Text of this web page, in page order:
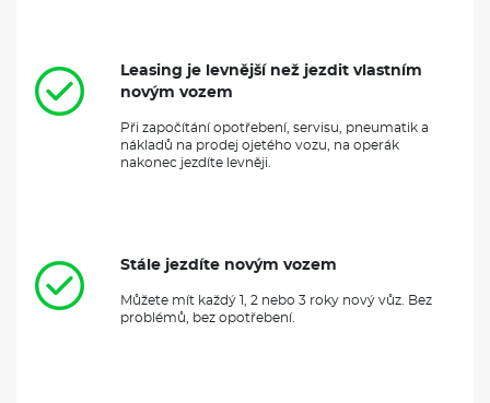
Leasing je levnější než jezdit vlastním
novým vozem
Při započítání opotřebení, servisu, pneumatik a
nákladů na prodej ojetého vozu, na operák
nakonec jezdíte levněji.
Stále jezdíte novým vozem
Můžete mít každý 1, 2 nebo 3 roky nový vůz. Bez
problémů, bez opotřebení.